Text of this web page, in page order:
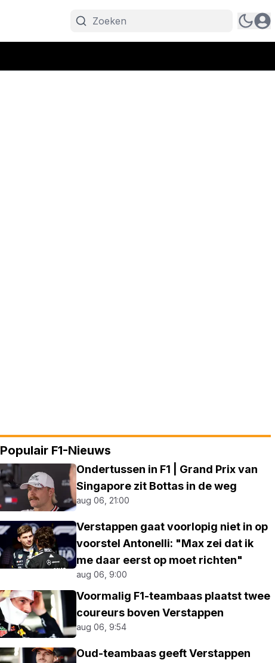
Populair F1-Nieuws
Ondertussen in F1 | Grand Prix van
Singapore zit Bottas in de weg
aug 06, 21:00
Verstappen gaat voorlopig niet in op
voorstel Antonelli: "Max zei dat ik
me daar eerst op moet richten"
aug 06, 9:00
Voormalig F1-teambaas plaatst twee
coureurs boven Verstappen
aug 06, 9:54
Oud-teambaas geeft Verstappen